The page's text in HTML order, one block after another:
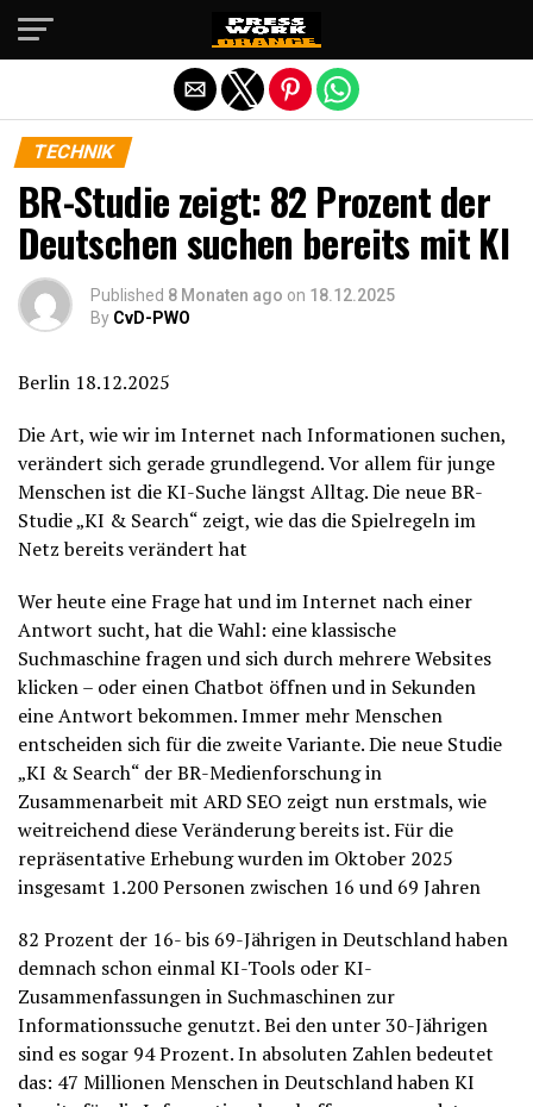
TECHNIK
BR-Studie zeigt: 82 Prozent der
Deutschen suchen bereits mit KI
Published 8 Monaten ago on 18.12.2025
By CvD-PWO
Berlin 18.12.2025
Die Art, wie wir im Internet nach Informationen suchen,
verändert sich gerade grundlegend. Vor allem für junge
Menschen ist die KI-Suche längst Alltag. Die neue BR-
Studie „KI & Search“ zeigt, wie das die Spielregeln im
Netz bereits verändert hat
Wer heute eine Frage hat und im Internet nach einer
Antwort sucht, hat die Wahl: eine klassische
Suchmaschine fragen und sich durch mehrere Websites
klicken – oder einen Chatbot öffnen und in Sekunden
eine Antwort bekommen. Immer mehr Menschen
entscheiden sich für die zweite Variante. Die neue Studie
„KI & Search“ der BR-Medienforschung in
Zusammenarbeit mit ARD SEO zeigt nun erstmals, wie
weitreichend diese Veränderung bereits ist. Für die
repräsentative Erhebung wurden im Oktober 2025
insgesamt 1.200 Personen zwischen 16 und 69 Jahren
82 Prozent der 16- bis 69-Jährigen in Deutschland haben
demnach schon einmal KI-Tools oder KI-
Zusammenfassungen in Suchmaschinen zur
Informationssuche genutzt. Bei den unter 30-Jährigen
sind es sogar 94 Prozent. In absoluten Zahlen bedeutet
das: 47 Millionen Menschen in Deutschland haben KI
Die mobile Version verlassen